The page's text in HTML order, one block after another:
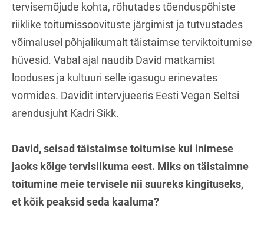
tervisemõjude kohta, rõhutades tõenduspõhiste
riiklike toitumissoovituste järgimist ja tutvustades
võimalusel põhjalikumalt täistaimse terviktoitumise
hüvesid. Vabal ajal naudib David matkamist
looduses ja kultuuri selle igasugu erinevates
vormides. Davidit intervjueeris Eesti Vegan Seltsi
arendusjuht Kadri Sikk.
David, seisad täistaimse toitumise kui inimese
jaoks kõige tervislikuma eest. Miks on täistaimne
toitumine meie tervisele nii suureks kingituseks,
et kõik peaksid seda kaaluma?